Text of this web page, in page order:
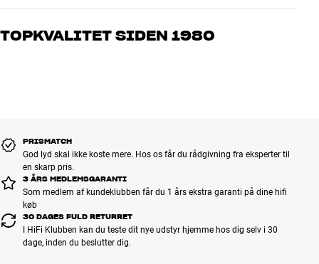
Vores medarbejdere er ægte entusiaster, som kender produkterne
os, hvad du drømmer om – så finder vi den løsning, der passer
TOPKVALITET SIDEN 1980
PRISMATCH
God lyd skal ikke koste mere. Hos os får du rådgivning fra eksperter til
en skarp pris.
3 ÅRS MEDLEMSGARANTI
Som medlem af kundeklubben får du 1 års ekstra garanti på dine hifi
køb
30 DAGES FULD RETURRET
I HiFi Klubben kan du teste dit nye udstyr hjemme hos dig selv i 30
dage, inden du beslutter dig.